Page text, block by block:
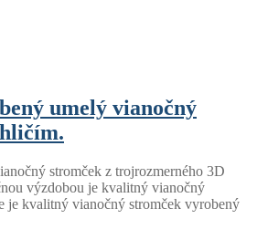
umelý vianočný
stromček z trojrozmerného 3D
výzdobou je kvalitný vianočný
je kvalitný vianočný stromček vyrobený